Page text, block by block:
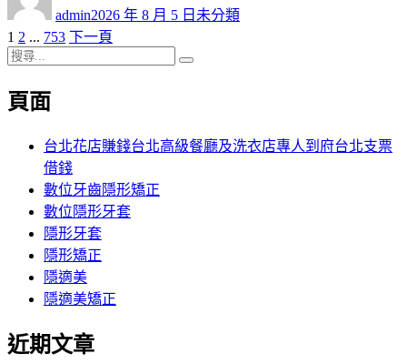
admin佈
日
期:
2026 年 8 月 5 日 類
未分類
文
章
分
頁
次
1 頁
次
2 ... 頁
次
753 下一頁
搜
關
頁面
台北花店賺錢台北高級餐廳及洗衣店專人到府台北支票
借錢
數位牙齒隱形矯正
數位隱形牙套
隱形牙套
隱形矯正
隱適美
隱適美矯正
近期文章